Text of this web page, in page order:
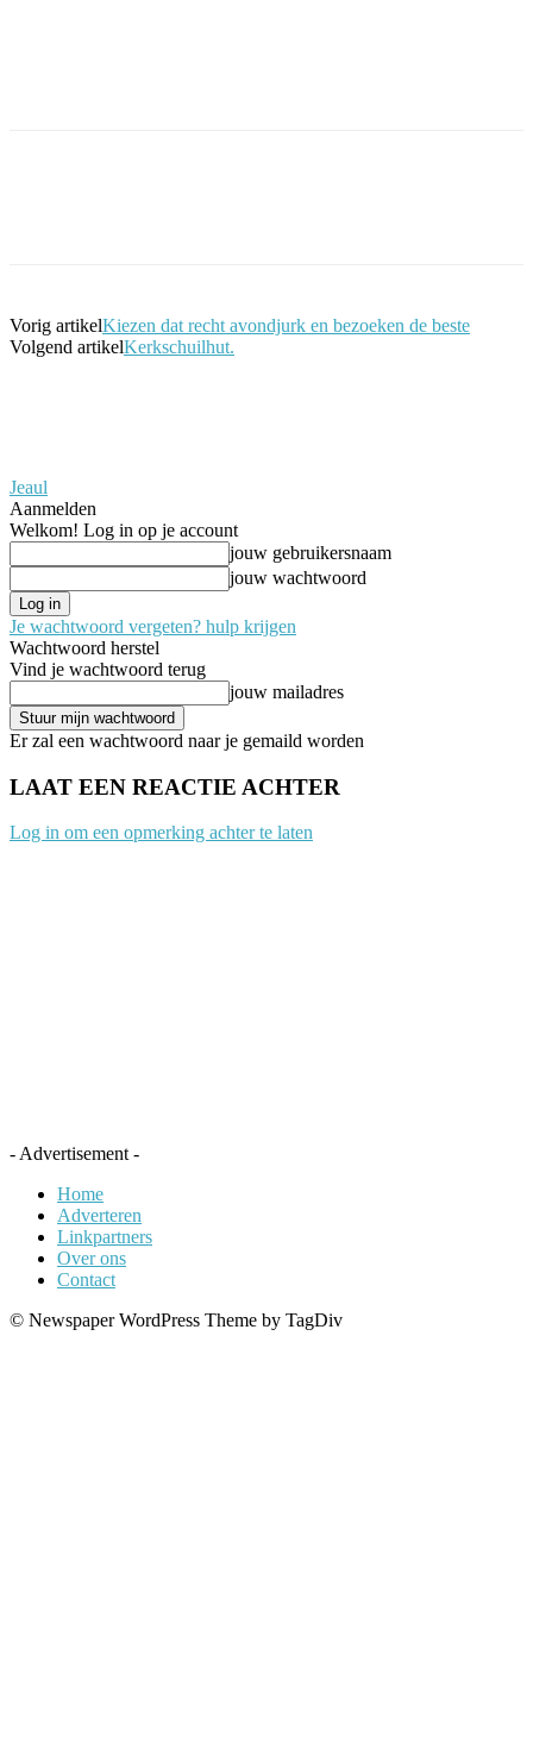
Vorig artikelKiezen dat recht avondjurk en bezoeken de beste
Volgend artikelKerkschuilhut.
Jeaul
Aanmelden
Welkom! Log in op je account
jouw gebruikersnaam
jouw wachtwoord
Je wachtwoord vergeten? hulp krijgen
Wachtwoord herstel
Vind je wachtwoord terug
jouw mailadres
Er zal een wachtwoord naar je gemaild worden
LAAT EEN REACTIE ACHTER
Log in om een opmerking achter te laten
- Advertisement -
Home
Adverteren
Linkpartners
Over ons
Contact
© Newspaper WordPress Theme by TagDiv